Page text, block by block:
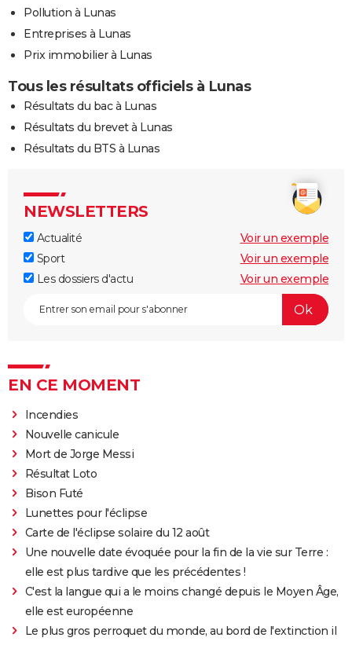
Pollution à Lunas
Entreprises à Lunas
Prix immobilier à Lunas
Tous les résultats officiels à Lunas
Résultats du bac à Lunas
Résultats du brevet à Lunas
Résultats du BTS à Lunas
NEWSLETTERS
Actualité
Voir un exemple
Sport
Voir un exemple
Les dossiers d'actu
Voir un exemple
EN CE MOMENT
Incendies
Nouvelle canicule
Mort de Jorge Messi
Résultat Loto
Bison Futé
Lunettes pour l'éclipse
Carte de l'éclipse solaire du 12 août
Une nouvelle date évoquée pour la fin de la vie sur Terre :
elle est plus tardive que les précédentes !
C'est la langue qui a le moins changé depuis le Moyen Âge,
elle est européenne
Le plus gros perroquet du monde, au bord de l'extinction il